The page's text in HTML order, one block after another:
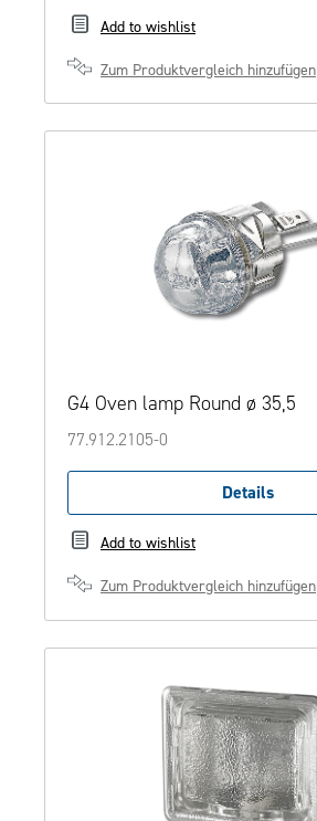
Add to wishlist
Zum Produktvergleich hinzufügen
G4 Oven lamp Round ø 35,5
77.912.2105-0
Details
Add to wishlist
Zum Produktvergleich hinzufügen